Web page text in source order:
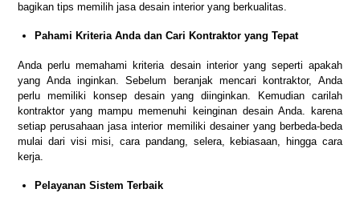
bagikan tips memilih jasa desain interior yang berkualitas.
Pahami Kriteria Anda dan Cari Kontraktor yang Tepat
Anda perlu memahami kriteria desain interior yang seperti apakah
yang Anda inginkan. Sebelum beranjak mencari kontraktor, Anda
perlu memiliki konsep desain yang diinginkan. Kemudian carilah
kontraktor yang mampu memenuhi keinginan desain Anda. karena
setiap perusahaan jasa interior memiliki desainer yang berbeda-beda
mulai dari visi misi, cara pandang, selera, kebiasaan, hingga cara
kerja.
Pelayanan Sistem Terbaik